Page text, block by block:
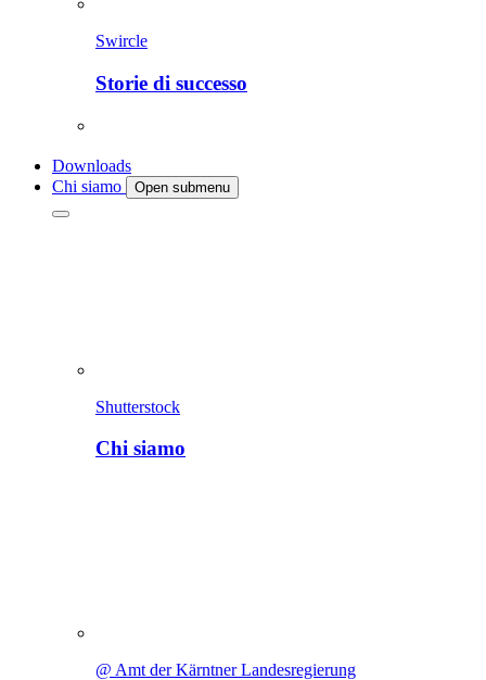
Swircle
Storie di successo
Downloads
Chi siamo
Open submenu
Shutterstock
Chi siamo
@ Amt der Kärntner Landesregierung